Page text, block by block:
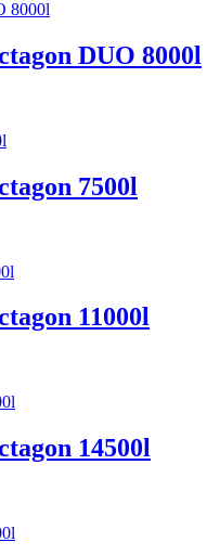
DUO 8000l
7500l
11000l
14500l